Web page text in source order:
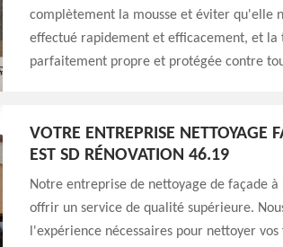
complètement la mousse et éviter qu'elle
effectué rapidement et efficacement, et
parfaitement propre et protégée contre
VOTRE ENTREPRISE NETTOYAGE
EST SD RÉNOVATION 46.19
Notre entreprise de nettoyage de façade
offrir un service de qualité supérieure.
l'expérience nécessaires pour nettoyer